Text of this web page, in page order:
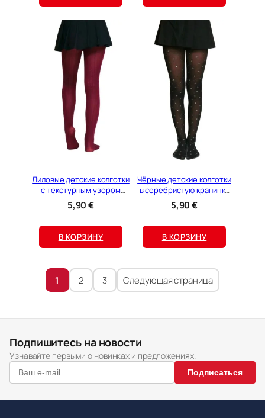
Лиловые детские колготки
с текстурным узором
TAYLOR
5,90€
В КОРЗИНУ
Чёрные детские колготки
в серебристую крапинку
NIRA
5,90€
В КОРЗИНУ
1 2 3 Следующая страница
Подпишитесь на новости
Узнавайте первыми о новинках и предложениях.
Подписаться